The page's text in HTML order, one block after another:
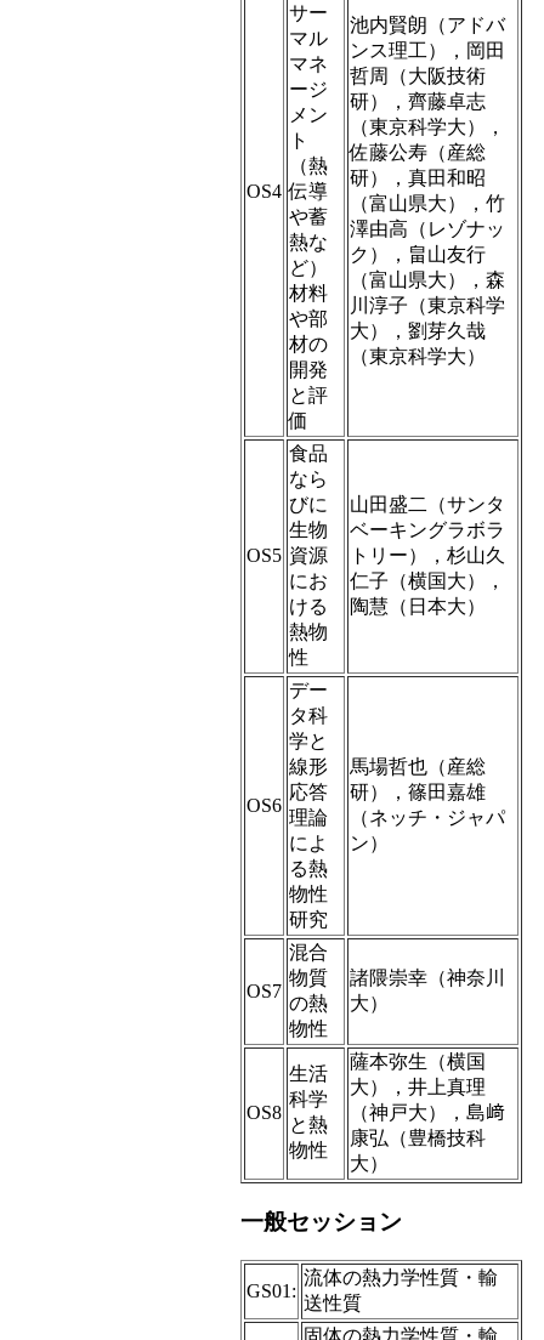
OS4
サー
マル
マネ
ージ
メン
ト
（熱
伝導
や蓄
熱な
ど）
材料
や部
材の
開発
と評
価
池内賢朗（アドバ
ンス理工），岡田
哲周（大阪技術
研），齊藤卓志
（東京科学大），
佐藤公寿（産総
研），真田和昭
（富山県大），竹
澤由高（レゾナッ
ク），畠山友行
（富山県大），森
川淳子（東京科学
大），劉芽久哉
（東京科学大）
OS5
食品
なら
びに
生物
資源
にお
ける
熱物
性
山田盛二（サンタ
ベーキングラボラ
トリー），杉山久
仁子（横国大），
陶慧（日本大）
OS6
デー
タ科
学と
線形
応答
理論
によ
る熱
物性
研究
馬場哲也（産総
研），篠田嘉雄
（ネッチ・ジャパ
ン）
OS7
混合
物質
の熱
物性
諸隈崇幸（神奈川
大）
OS8
生活
科学
と熱
物性
薩本弥生（横国
大），井上真理
（神戸大），島﨑
康弘（豊橋技科
大）
一般セッション
GS01:
流体の熱力学性質・輸
送性質